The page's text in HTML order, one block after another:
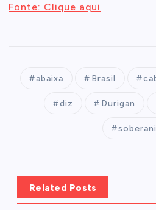
Fonte: Clique aqui
abaixa Brasil
diz Durigan
Related Posts